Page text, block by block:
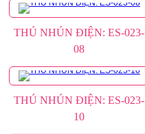
THÚ NHÚN ĐIỆN: ES-023-
08
THÚ NHÚN ĐIỆN: ES-023-
10